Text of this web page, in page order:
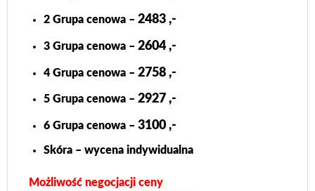
2 Grupa cenowa – 2483 ,-
3 Grupa cenowa – 2604 ,-
4 Grupa cenowa – 2758 ,-
5 Grupa cenowa – 2927 ,-
6 Grupa cenowa – 3100 ,-
Skóra – wycena indywidualna
Możliwość negocjacji ceny